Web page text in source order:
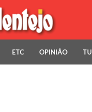
ETC OPINIÃO